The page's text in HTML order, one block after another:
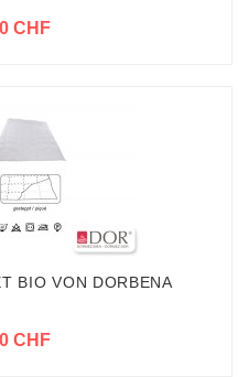
CHF
BIO VON DORBENA
CHF